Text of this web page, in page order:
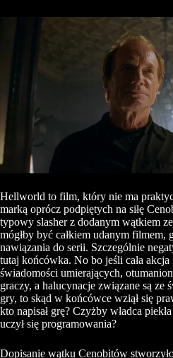
Hellworld to film, który nie ma
marką oprócz podpiętych na siłę
typowy slasher z dodanym wątkiem
mógłby być całkiem udanym filmem,
nawiązania do serii. Szczególnie
tutaj końcówka. No bo jeśli cała
świadomości umierających,
graczy, a halucynacje związane są ze
gry, to skąd w końcówce wziął się
kto napisał grę? Czyżby władca
uczył się programowania?
Dopisanie wątku Cenobitów